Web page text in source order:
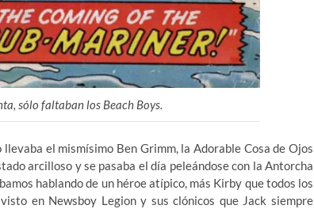
sólo faltaban los Beach Boys.
el mismísimo Ben Grimm, la Adorable Cosa de Ojos
arcilloso y se pasaba el día peleándose con la Antorcha
hablando de un héroe atípico, más Kirby que todos los
en Newsboy Legion y sus clónicos que Jack siempre